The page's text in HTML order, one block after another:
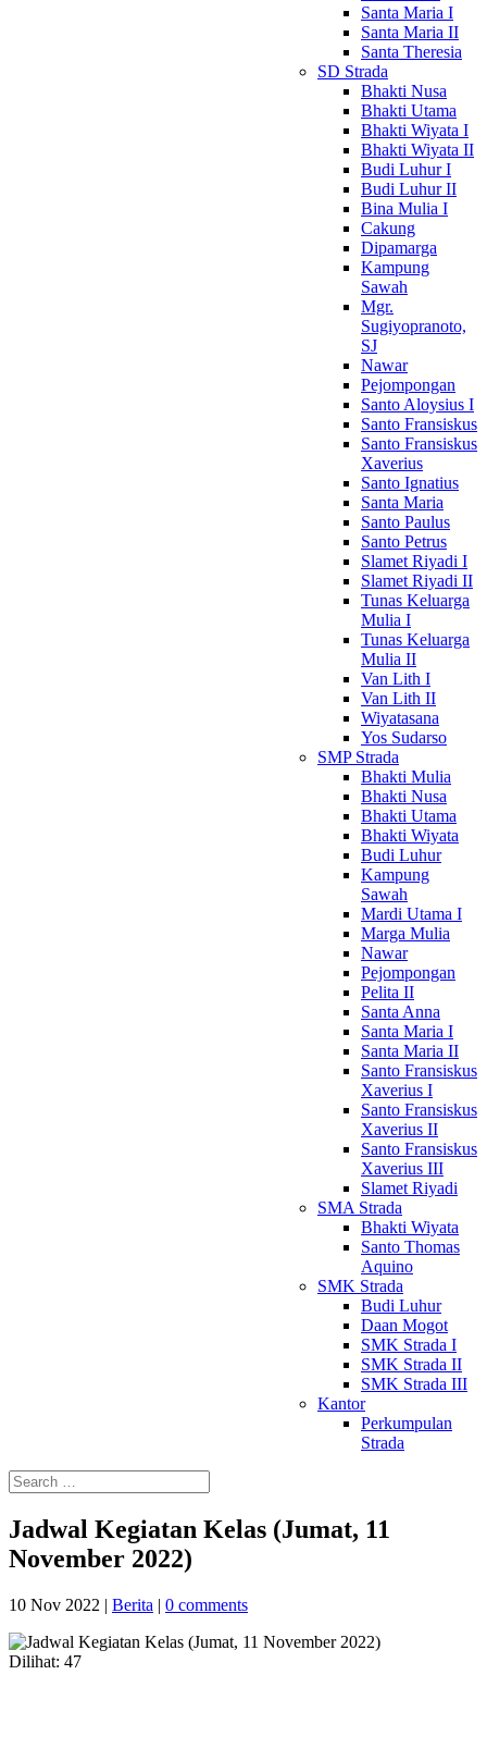
Santa Maria I
Santa Maria II
Santa Theresia
SD Strada
Bhakti Nusa
Bhakti Utama
Bhakti Wiyata I
Bhakti Wiyata II
Budi Luhur I
Budi Luhur II
Bina Mulia I
Cakung
Dipamarga
Kampung
Sawah
Mgr.
Sugiyopranoto,
SJ
Nawar
Pejompongan
Santo Aloysius I
Santo Fransiskus
Santo Fransiskus
Xaverius
Santo Ignatius
Santa Maria
Santo Paulus
Santo Petrus
Slamet Riyadi I
Slamet Riyadi II
Tunas Keluarga
Mulia I
Tunas Keluarga
Mulia II
Van Lith I
Van Lith II
Wiyatasana
Yos Sudarso
SMP Strada
Bhakti Mulia
Bhakti Nusa
Bhakti Utama
Bhakti Wiyata
Budi Luhur
Kampung
Sawah
Mardi Utama I
Marga Mulia
Nawar
Pejompongan
Pelita II
Santa Anna
Santa Maria I
Santa Maria II
Santo Fransiskus
Xaverius I
Santo Fransiskus
Xaverius II
Santo Fransiskus
Xaverius III
Slamet Riyadi
SMA Strada
Bhakti Wiyata
Santo Thomas
Aquino
SMK Strada
Budi Luhur
Daan Mogot
SMK Strada I
SMK Strada II
SMK Strada III
Kantor
Perkumpulan
Strada
Jadwal Kegiatan Kelas (Jumat, 11
November 2022)
10 Nov 2022 | Berita | 0 comments
Dilihat: 47